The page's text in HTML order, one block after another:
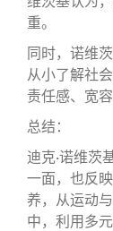
重。
同时，诺维
从小了解社
责任感、宽
总结：
迪克·诺维茨
一面，也反
养，从运动
中，利用多